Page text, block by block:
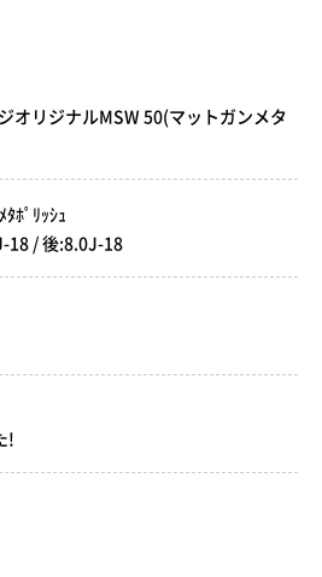
オリジナルMSW 50(マットガンメタ
ﾎﾟﾘｯｼｭ
18 / 後:8.0J-18
!